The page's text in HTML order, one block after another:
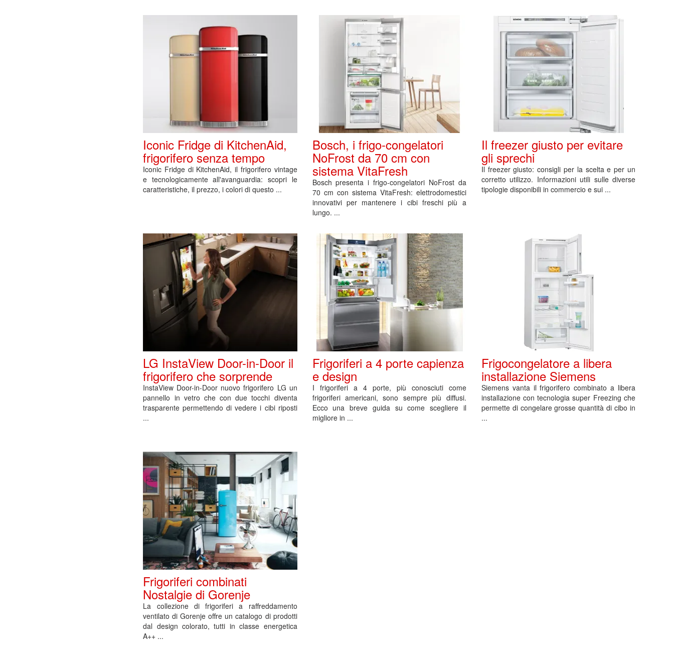
Iconic Fridge di KitchenAid,
frigorifero senza tempo
Iconic Fridge di KitchenAid, il frigorifero vintage
e tecnologicamente all'avanguardia: scopri le
caratteristiche, il prezzo, i colori di questo ...
Bosch, i frigo-congelatori
NoFrost da 70 cm con
sistema VitaFresh
Bosch presenta i frigo-congelatori NoFrost da
70 cm con sistema VitaFresh: elettrodomestici
innovativi per mantenere i cibi freschi più a
lungo. ...
Il freezer giusto per evitare
gli sprechi
Il freezer giusto: consigli per la scelta e per un
corretto utilizzo. Informazioni utili sulle diverse
tipologie disponibili in commercio e sui ...
LG InstaView Door-in-Door il
frigorifero che sorprende
InstaView Door-in-Door nuovo frigorifero LG un
pannello in vetro che con due tocchi diventa
trasparente permettendo di vedere i cibi riposti
...
Frigoriferi a 4 porte capienza
e design
I frigoriferi a 4 porte, più conosciuti come
frigoriferi americani, sono sempre più diffusi.
Ecco una breve guida su come scegliere il
migliore in ...
Frigocongelatore a libera
installazione Siemens
Siemens vanta il frigorifero combinato a libera
installazione con tecnologia super Freezing che
permette di congelare grosse quantità di cibo in
...
Frigoriferi combinati
Nostalgie di Gorenje
La collezione di frigoriferi a raffreddamento
ventilato di Gorenje offre un catalogo di prodotti
dal design colorato, tutti in classe energetica
A++ ...